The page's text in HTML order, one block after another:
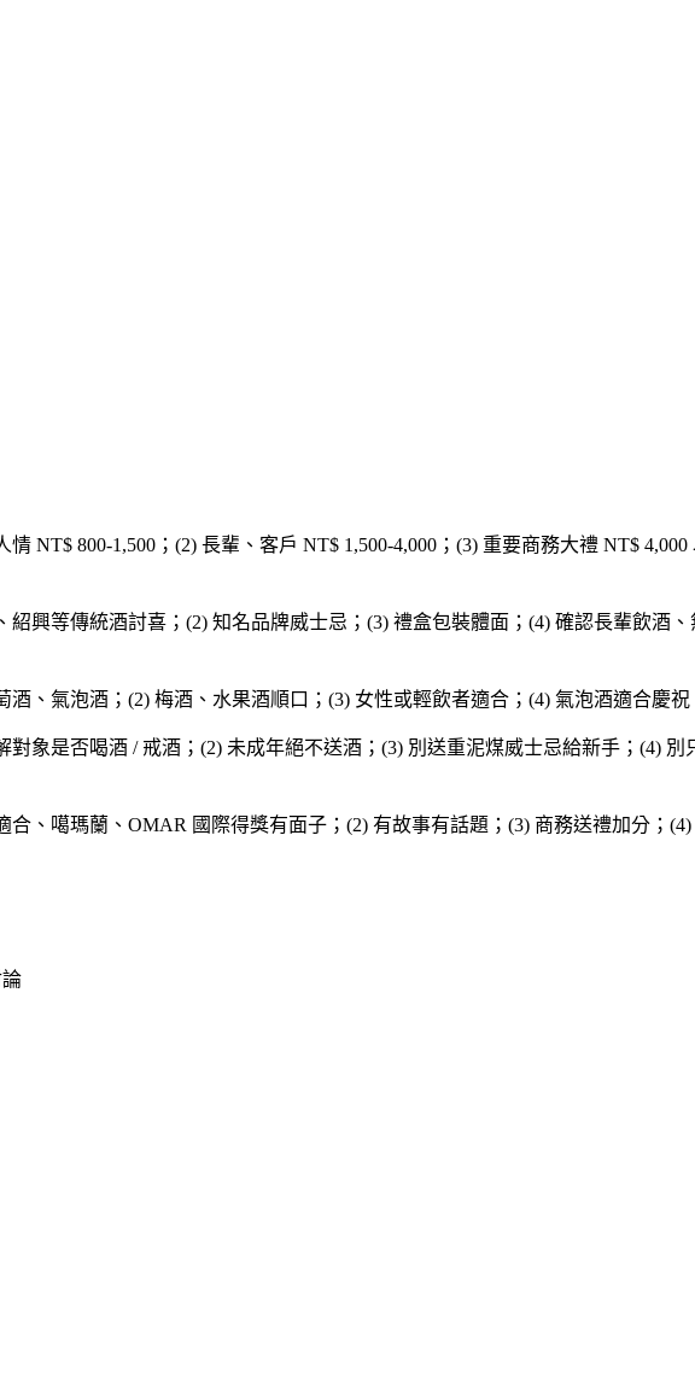
情 NT$ 800-1,500；(2) 長輩、客戶 NT$ 1,500-4,000；(3) 重要商務大禮 NT$
紹興等傳統酒討喜；(2) 知名品牌威士忌；(3) 禮盒包裝體面；(4) 確認長輩飲酒
酒、氣泡酒；(2) 梅酒、水果酒順口；(3) 女性或輕飲者適合；(4) 氣泡酒適合慶
對象是否喝酒 / 戒酒；(2) 未成年絕不送酒；(3) 別送重泥煤威士忌給新手；(4)
合、噶瑪蘭、OMAR 國際得獎有面子；(2) 有故事有話題；(3) 商務送禮加分；
論